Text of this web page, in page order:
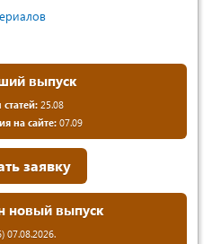
выпуск
25.08
на сайте:07.09
заявку
новый выпуск
07.08.2026.